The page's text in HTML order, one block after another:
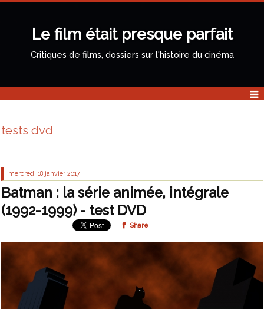
Le film était presque parfait
Critiques de films, dossiers sur l'histoire du cinéma
tests dvd
mercredi 18 janvier 2017
Batman : la série animée, intégrale
(1992-1999) - test DVD
Share